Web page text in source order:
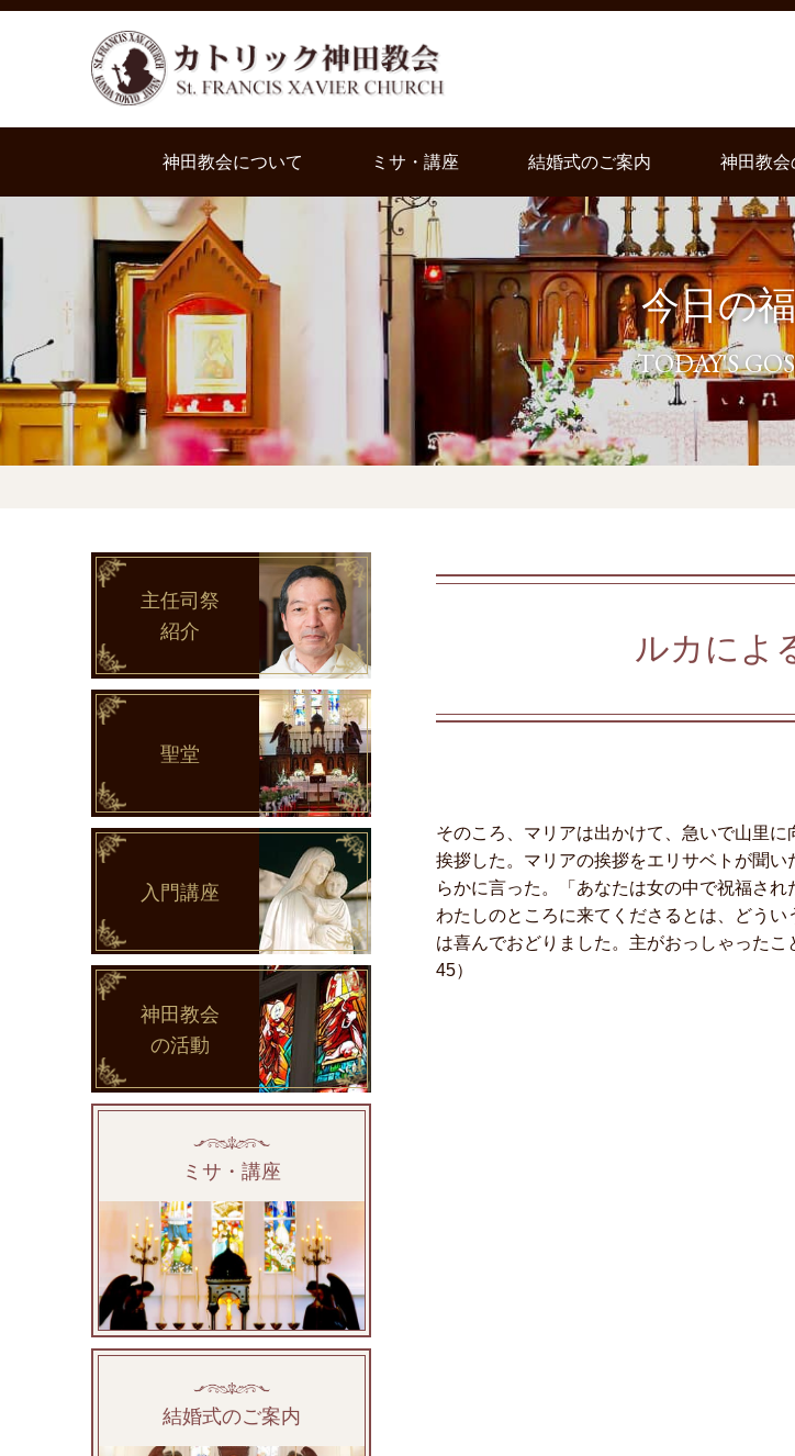
神田教会について ミサ・講座 結婚式のご案内 神田教会
今日の
TODAY'S
ルカによ
そのころ、マリアは出かけて、急いで山里
挨拶した。マリアの挨拶をエリサベトが聞
らかに言った。「あなたは女の中で祝福さ
わたしのところに来てくださるとは、どう
は喜んでおどりました。主がおっしゃった
45）
主任司祭
紹介
聖堂
入門講座
神田教会
の活動
ミサ・講座
結婚式のご案内